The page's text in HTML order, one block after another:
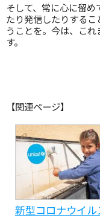
そして、常に心に留
たり発信したりする
うことを。今は、こ
す。
【関連ページ】
新型コロナウイル